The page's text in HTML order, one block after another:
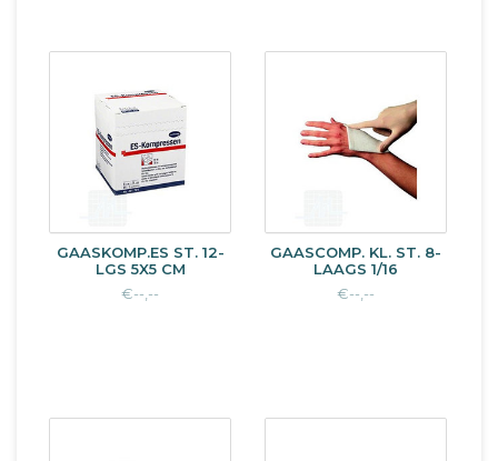
GAASKOMP.ES ST. 12-
LGS 5X5 CM
€--,--
GAASCOMP. KL. ST. 8-
LAAGS 1/16
€--,--